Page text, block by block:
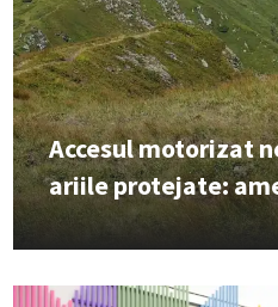
Accesul motorizat
ariile protejate: